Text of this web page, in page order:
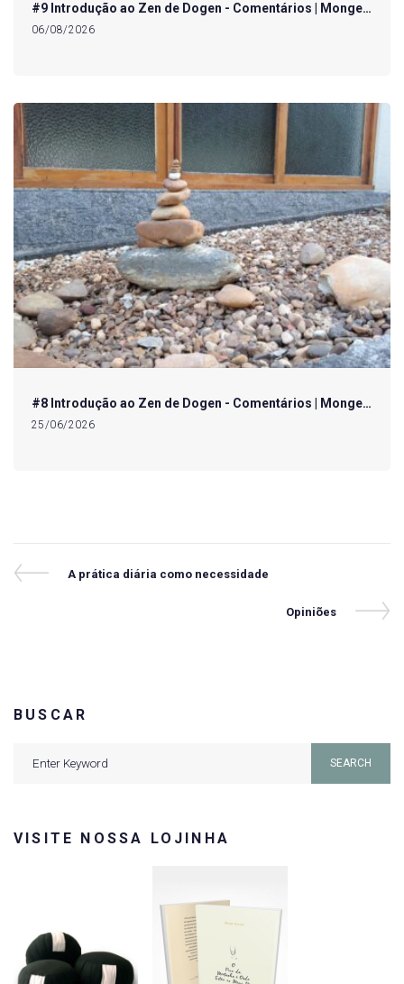
#9 Introdução ao Zen de Dogen - Comentários | Monge…
06/08/2026
#8 Introdução ao Zen de Dogen - Comentários | Monge…
25/06/2026
Navegação
Previous
A prática diária como necessidade
Next
Opiniões
BUSCAR
SEARCH
VISITE NOSSA LOJINHA